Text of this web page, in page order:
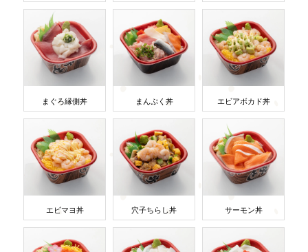
まぐろ縁側丼 まんぷく丼 エビアボカド丼
エビマヨ丼 穴子ちらし丼 サーモン丼